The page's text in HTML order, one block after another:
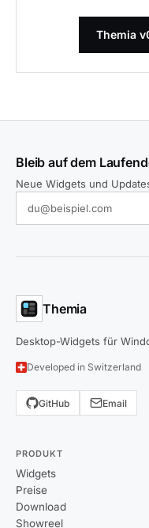
Themia
Bleib auf dem
Neue Widgets und
Themia
Desktop-Widgets für
Developed in Switzerland
GitHub Email
PRODUKT
Widgets
Preise
Download
Showreel